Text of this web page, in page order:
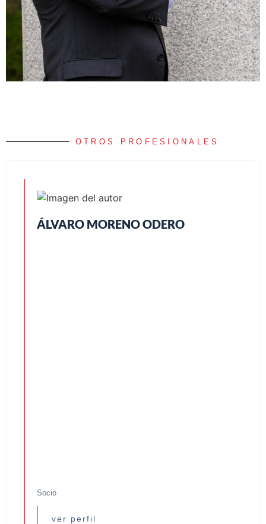
OTROS PROFESIONALES
ÁLVARO MORENO ODERO
Socio
ver perfil